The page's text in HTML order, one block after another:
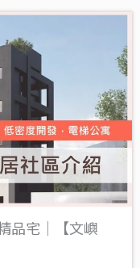
品宅｜【文嶼